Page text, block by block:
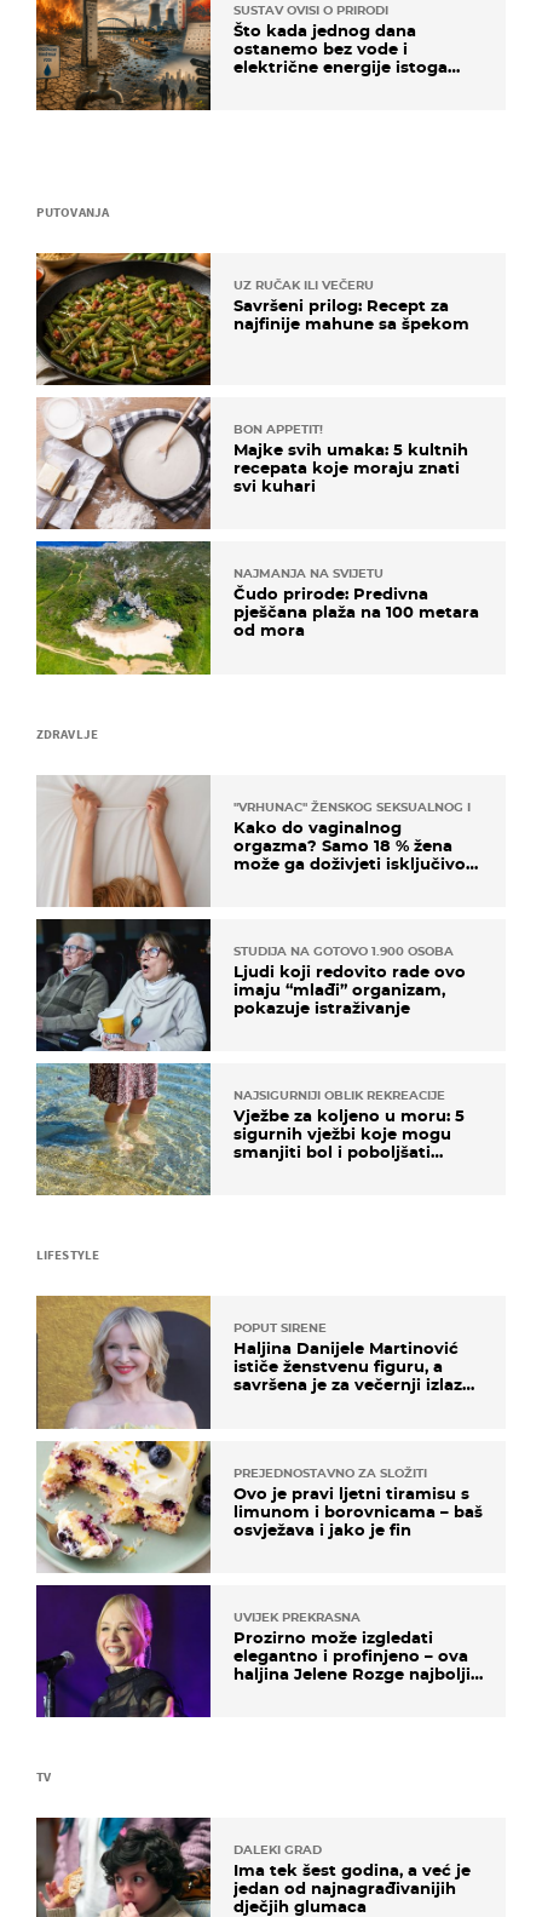
ZDRAVLJE
"VRHUNAC" ŽENSKOG SEKSUALNOG ISKUSTVA
Kako do vaginalnog
orgazma? Samo 18 % žena
može ga doživjeti isključivo
STUDIJA NA GOTOVO 1.900 OSOBA
Ljudi koji redovito rade ovo
imaju “mlađi” organizam,
pokazuje istraživanje
NAJSIGURNIJI OBLIK REKREACIJE
Vježbe za koljeno u moru: 5
sigurnih vježbi koje mogu
smanjiti bol i poboljšati
TV
DALEKI GRAD
Ima tek šest godina, a već je
jedan od najnagrađivanijih
dječjih glumaca
PUTOVANJA
UZ RUČAK ILI VEČERU
Savršeni prilog: Recept za
najfinije mahune sa špekom
BON APPETIT!
Majke svih umaka: 5 kultnih
recepata koje moraju znati
svi kuhari
NAJMANJA NA SVIJETU
Čudo prirode: Predivna
pješčana plaža na 100 metara
od mora
SUSTAV OVISI O PRIRODI
Što kada jednog dana
ostanemo bez vode i
električne energije istoga
LIFESTYLE
POPUT SIRENE
Haljina Danijele Martinović
ističe ženstvenu figuru, a
savršena je za večernji izlazak
PREJEDNOSTAVNO ZA SLOŽITI
Ovo je pravi ljetni tiramisu s
limunom i borovnicama – baš
osvježava i jako je fin
UVIJEK PREKRASNA
Prozirno može izgledati
elegantno i profinjeno – ova
haljina Jelene Rozge najbolji